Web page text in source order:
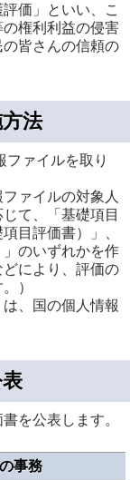
価」といい、こ
権利利益の侵害
皆さんの信頼の
法
ァイルを取り
ァイルの対象人
て、「基礎項目
目評価書）」、
」のいずれかを作
により、評価の
）
、国の個人情報
を公表します。
事務